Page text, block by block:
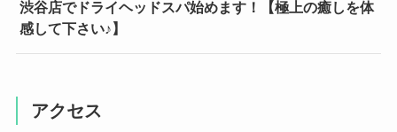
渋谷店でドライヘッドスパ始めます！【極上の癒しを体
感して下さい♪】
アクセス